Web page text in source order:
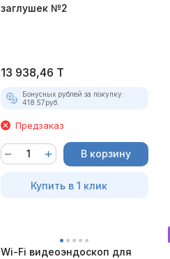
заглушек №2
13 938,46 T
Бонусных рублей за покупку:
418.57руб.
Предзаказ
В корзину
Купить в 1 клик
Wi-Fi видеоэндоскоп для